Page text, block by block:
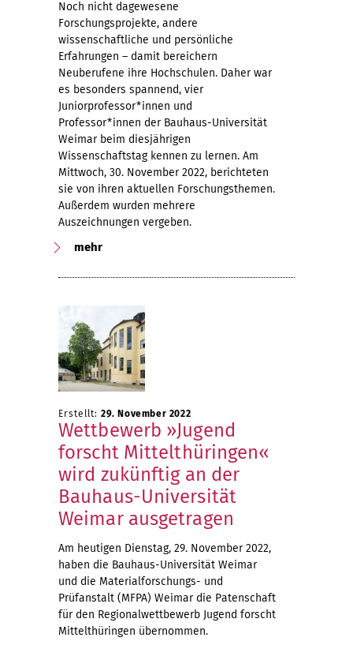
Noch nicht dagewesene
Forschungsprojekte, andere
wissenschaftliche und persönliche
Erfahrungen – damit bereichern
Neuberufene ihre Hochschulen. Daher war
es besonders spannend, vier
Juniorprofessor*innen und
Professor*innen der Bauhaus-Universität
Weimar beim diesjährigen
Wissenschaftstag kennen zu lernen. Am
Mittwoch, 30. November 2022, berichteten
sie von ihren aktuellen Forschungsthemen.
Außerdem wurden mehrere
Auszeichnungen vergeben.
mehr
Erstellt: 29. November 2022
Wettbewerb »Jugend
forscht Mittelthüringen«
wird zukünftig an der
Bauhaus-Universität
Weimar ausgetragen
Am heutigen Dienstag, 29. November 2022,
haben die Bauhaus-Universität Weimar
und die Materialforschungs- und
Prüfanstalt (MFPA) Weimar die Patenschaft
für den Regionalwettbewerb Jugend forscht
Mittelthüringen übernommen.